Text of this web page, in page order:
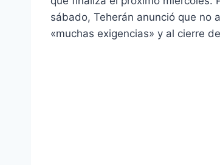
sábado, Teherán anunció que no
«muchas exigencias» y al cierre